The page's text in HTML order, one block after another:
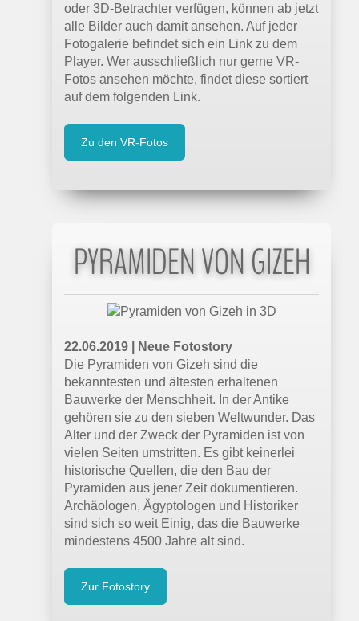
oder 3D-Betrachter verfügen, können ab jetzt
alle Bilder auch damit ansehen. Auf jeder
Fotogalerie befindet sich ein Link zu dem
Player. Wer ausschließlich nur gerne VR-
Fotos ansehen möchte, findet diese sortiert
auf dem folgenden Link.
Zu den VR-Fotos
PYRAMIDEN VON GIZEH
22.06.2019 | Neue Fotostory
Die Pyramiden von Gizeh sind die
bekanntesten und ältesten erhaltenen
Bauwerke der Menschheit. In der Antike
gehören sie zu den sieben Weltwunder. Das
Alter und der Zweck der Pyramiden ist von
vielen Seiten umstritten. Es gibt keinerlei
historische Quellen, die den Bau der
Pyramiden aus jener Zeit dokumentieren.
Archäologen, Ägyptologen und Historiker
sind sich so weit Einig, das die Bauwerke
mindestens 4500 Jahre alt sind.
Zur Fotostory